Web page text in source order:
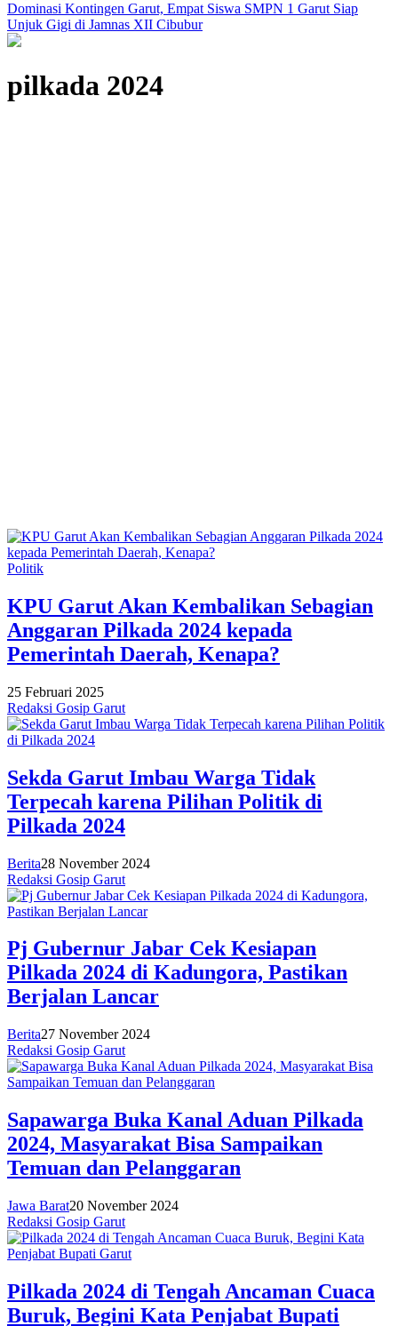
Dominasi Kontingen Garut, Empat Siswa SMPN 1 Garut Siap
Unjuk Gigi di Jamnas XII Cibubur
pilkada 2024
Politik
KPU Garut Akan Kembalikan Sebagian
Anggaran Pilkada 2024 kepada
Pemerintah Daerah, Kenapa?
25 Februari 2025
Redaksi Gosip Garut
Sekda Garut Imbau Warga Tidak
Terpecah karena Pilihan Politik di
Pilkada 2024
Berita28 November 2024
Redaksi Gosip Garut
Pj Gubernur Jabar Cek Kesiapan
Pilkada 2024 di Kadungora, Pastikan
Berjalan Lancar
Berita27 November 2024
Redaksi Gosip Garut
Sapawarga Buka Kanal Aduan Pilkada
2024, Masyarakat Bisa Sampaikan
Temuan dan Pelanggaran
Jawa Barat20 November 2024
Redaksi Gosip Garut
Pilkada 2024 di Tengah Ancaman Cuaca
Buruk, Begini Kata Penjabat Bupati